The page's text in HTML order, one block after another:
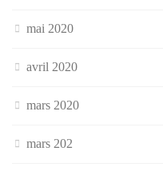
mai 2020
avril 2020
mars 2020
mars 202